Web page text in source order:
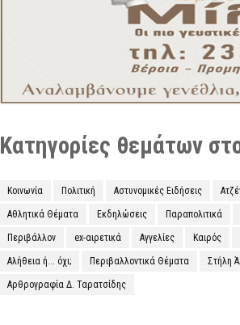
Κατηγορίες θεμάτων
Κοινωνία Πολιτική Αστυνομικές Ειδήσεις
Αθλητικά Θέματα Εκδηλώσεις Παραπολιτικά
Περιβάλλον ex-αιρετικά Αγγελίες Καιρός
Αλήθεια ή... όχι; Περιβαλλοντικά Θέματα Στήλη
Αρθρογραφία Δ. Ταρατσίδης